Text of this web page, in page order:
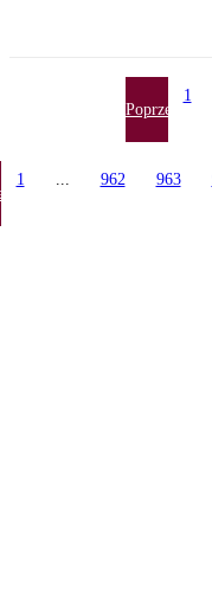
Poprzednia
1
1 ... 962 963